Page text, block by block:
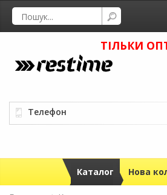
ТІЛЬКИ
Телефон
Каталог Нова